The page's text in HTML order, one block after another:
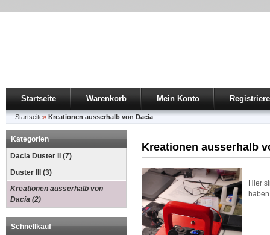
Startseite Warenkorb Mein Konto
Startseite» Kreationen ausserhalb von Dacia
Kategorien
Dacia Duster II (7)
Duster III (3)
Kreationen ausserhalb von
Dacia (2)
Schnellkauf
Kreationen ausserhalb
Hier